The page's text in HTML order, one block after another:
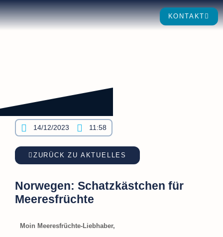
KONTAKT
14/12/2023 11:58
ZURÜCK ZU AKTUELLES
Norwegen: Schatzkästchen für
Meeresfrüchte
Moin Meeresfrüchte-Liebhaber,